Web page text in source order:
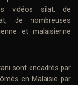
vidéos silat, de
, de nombreuses
et malaisienne
sont encadrés par
en Malaisie par